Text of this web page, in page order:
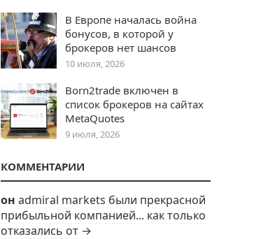
В Европе началась война
бонусов, в которой у
брокеров нет шансов
10 июля, 2026
Born2trade включен в
список брокеров на сайтах
MetaQuotes
9 июля, 2026
КОММЕНТАРИИ
он admiral markets были прекрасной
прибыльной компанией... как только
отказались от →